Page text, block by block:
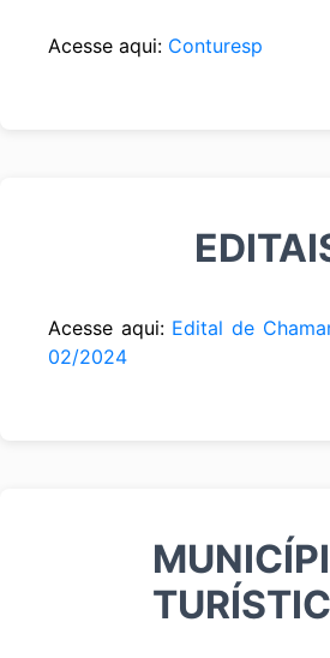
Acesse aqui: Conturesp
Acesse aqui: Edital de
02/2024